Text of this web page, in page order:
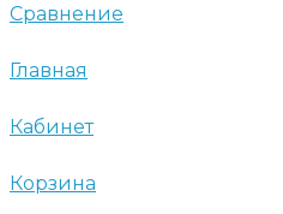
Сравнение
Главная
Кабинет
Корзина